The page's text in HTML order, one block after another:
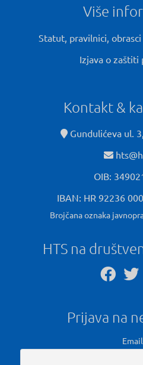
Više
Statut, pravilnici,
Izjava o zaštiti
Kontakt &
Gundulićeva ul.
OIB:
IBAN: HR 92236
Brojčana oznaka
HTS na
Prijava na
Email